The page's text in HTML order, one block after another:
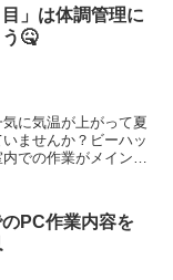
目」は体調管理に
🤒
に気温が上がって夏
ませんか？ビーハッ
での作業がメインで
PC作業内容を